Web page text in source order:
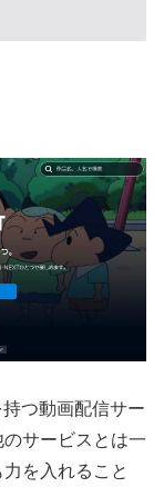
つ動画配信サー
サービスとは一
を入れること